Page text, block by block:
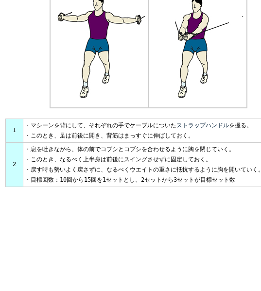
1
・マシーンを背にして、それぞれの手でケーブルについたストラップハンドルを握る。
・このとき、足は前後に開き、背筋はまっすぐに伸ばしておく。
2
・息を吐きながら、体の前でコブシとコブシを合わせるように胸を閉じていく。
・このとき、なるべく上半身は前後にスイングさせずに固定しておく。
・戻す時も勢いよく戻さずに、なるべくウエイトの重さに抵抗するように胸を開いていく。
・目標回数：10回から15回を1セットとし、2セットから3セットが目標セット数